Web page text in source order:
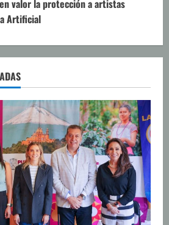
valor la protección a artistas
Artificial